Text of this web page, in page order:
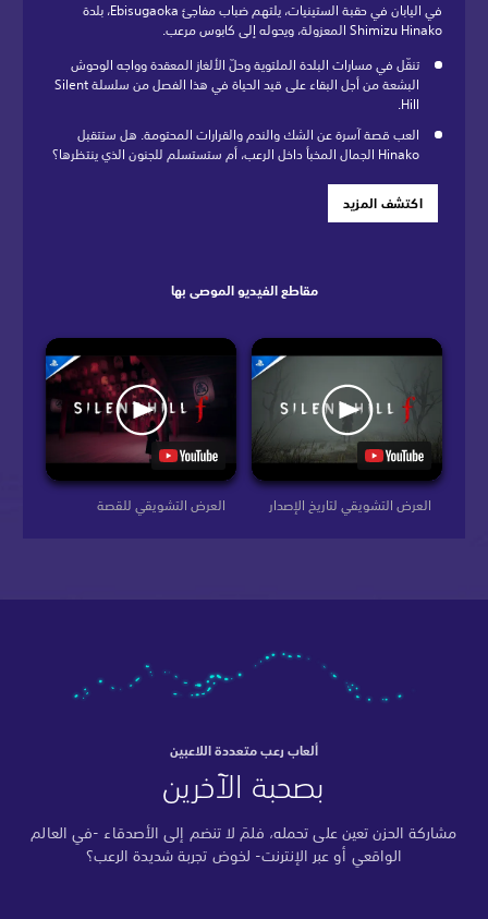
في اليابان في حقبة الستينيات، يلتهم ضباب مفاجئ Ebisugaoka، بلدة
Shimizu Hinako المعزولة، ويحوله إلى كابوس مرعب.
تنقّل في مسارات البلدة الملتوية وحلّ الألغاز المعقدة وواجه الوحوش
البشعة من أجل البقاء على قيد الحياة في هذا الفصل من سلسلة Silent
Hill.
العب قصة آسرة عن الشك والندم والقرارات المحتومة. هل ستتقبل
Hinako الجمال المخبأ داخل الرعب، أم ستستسلم للجنون الذي ينتظرها؟
اكتشف المزيد
مقاطع الفيديو الموصى بها
العرض التشويقي للقصة العرض التشويقي لتاريخ الإصدار
ألعاب رعب متعددة اللاعبين
بصحبة الآخرين
مشاركة الحزن تعين على تحمله، فلمَ لا تنضم إلى الأصدقاء -في العالم
الواقعي أو عبر الإنترنت- لخوض تجربة شديدة الرعب؟